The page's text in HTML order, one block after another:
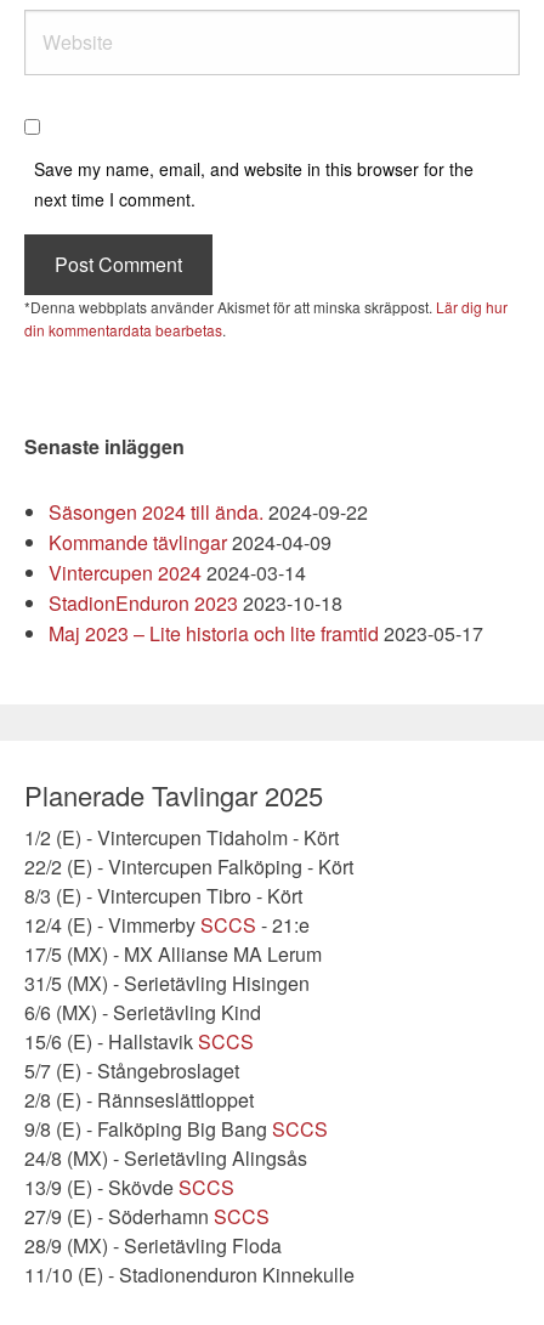
Save my name, email, and website in this browser for the
next time I comment.
Denna webbplats använder Akismet för att minska skräppost. Lär dig hur
din kommentardata bearbetas.
Senaste inläggen
Säsongen 2024 till ända. 2024-09-22
Kommande tävlingar2024-04-09
Vintercupen 20242024-03-14
StadionEnduron 2023 2023-10-18
Maj 2023 – Lite historia och lite framtid 2023-05-17
Planerade Tavlingar 2025
1/2 (E) - Vintercupen Tidaholm - Kört
22/2 (E) - Vintercupen Falköping - Kört
8/3 (E) - Vintercupen Tibro - Kört
12/4 (E) - VimmerbySCCS - 21:e
17/5 (MX) - MX Allianse MA Lerum
31/5 (MX) - Serietävling Hisingen
6/6 (MX) - Serietävling Kind
15/6 (E) - HallstavikSCCS
5/7 (E) - Stångebroslaget
2/8 (E) - Rännseslättloppet
9/8 (E) - Falköping Big Bang SCCS
24/8 (MX) - Serietävling Alingsås
13/9 (E) - SkövdeSCCS
27/9 (E) - Söderhamn SCCS
28/9 (MX) - Serietävling Floda
11/10 (E) - Stadionenduron Kinnekulle